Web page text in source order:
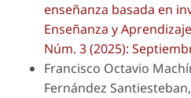
enseñanza basada en
Enseñanza y
Núm. 3 (2025):
Francisco Octavio
Fernández